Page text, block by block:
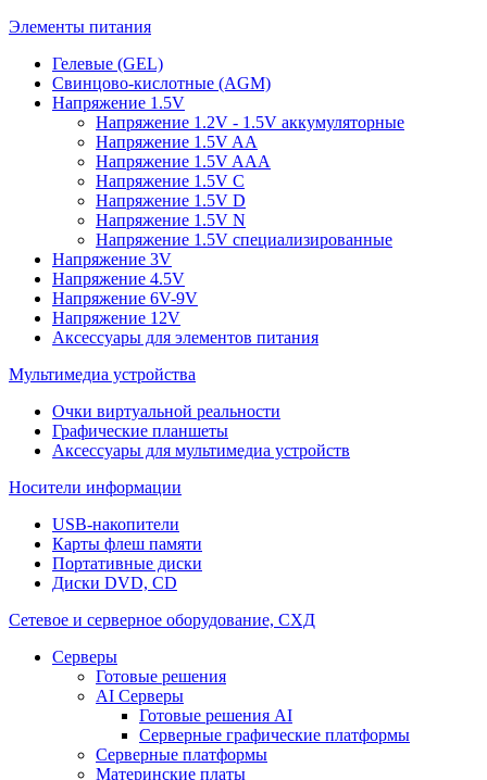
Элементы питания
Гелевые (GEL)
Свинцово-кислотные (AGM)
Напряжение 1.5V
Напряжение 1.2V - 1.5V аккумуляторные
Напряжение 1.5V AA
Напряжение 1.5V AAA
Напряжение 1.5V C
Напряжение 1.5V D
Напряжение 1.5V N
Напряжение 1.5V специализированные
Напряжение 3V
Напряжение 4.5V
Напряжение 6V-9V
Напряжение 12V
Аксессуары для элементов питания
Мультимедиа устройства
Очки виртуальной реальности
Графические планшеты
Аксессуары для мультимедиа устройств
Носители информации
USB-накопители
Карты флеш памяти
Портативные диски
Диски DVD, CD
Сетевое и серверное оборудование, СХД
Cерверы
Готовые решения
AI Серверы
Готовые решения AI
Серверные графические платформы
Серверные платформы
Материнские платы